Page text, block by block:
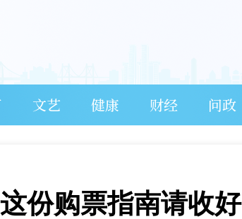
文艺 健康 财经 问政
份购票指南请收好